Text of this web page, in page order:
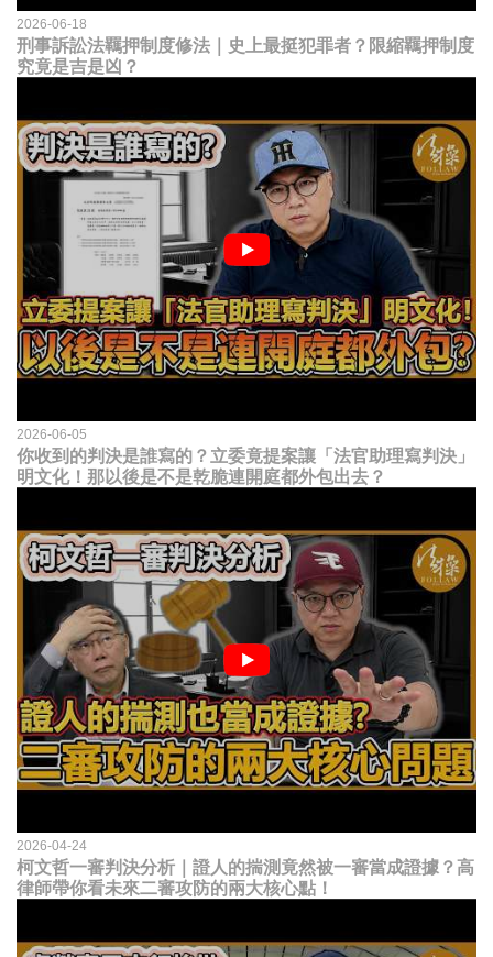
2026-06-18
刑事訴訟法羈押制度修法｜史上最挺犯罪者？限縮羈押制度
究竟是吉是凶？
2026-06-05
你收到的判決是誰寫的？立委竟提案讓「法官助理寫判決」
明文化！那以後是不是乾脆連開庭都外包出去？
2026-04-24
柯文哲一審判決分析｜證人的揣測竟然被一審當成證據？高
律師帶你看未來二審攻防的兩大核心點！